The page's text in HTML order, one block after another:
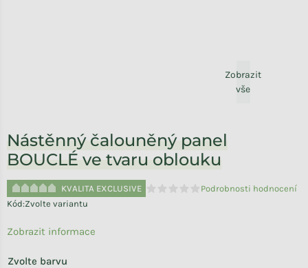
Zobrazit
vše
Nástěnný čalouněný panel
BOUCLÉ ve tvaru oblouku
KVALITA EXCLUSIVE
Průměrné hodnocení produktu
Podrobnosti hodnocení
Kód:Zvolte variantu
Zvolte barvu
Zobrazit informace